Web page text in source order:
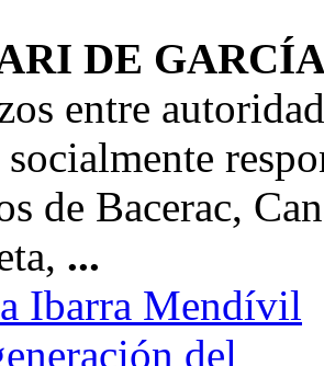
DE
entre
socialmente
de Bacerac,
...